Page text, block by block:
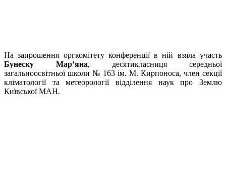
На запрошення оргкомітету конференції в ній взяла участь
Бунеску Мар’яна, десятикласниця середньої
загальноосвітньої школи № 163 ім. М. Кирпоноса, член секції
кліматології та метеорології відділення наук про Землю
Київської МАН.